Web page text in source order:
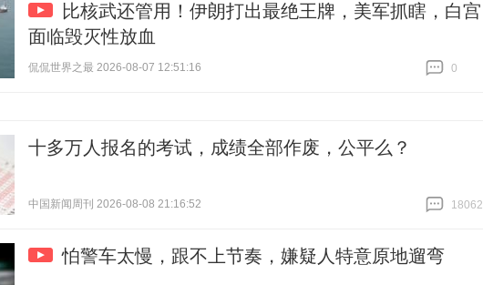
比核武还管用！伊朗打出最绝王牌，美军抓瞎，白宫
面临毁灭性放血
侃侃世界之最 2026-08-07 12:51:16
0
十多万人报名的考试，成绩全部作废，公平么？
中国新闻周刊 2026-08-08 21:16:52
18062
怕警车太慢，跟不上节奏，嫌疑人特意原地遛弯